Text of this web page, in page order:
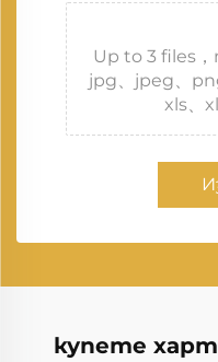
Up to 3 files
jpg、jpeg、
xls、
купете